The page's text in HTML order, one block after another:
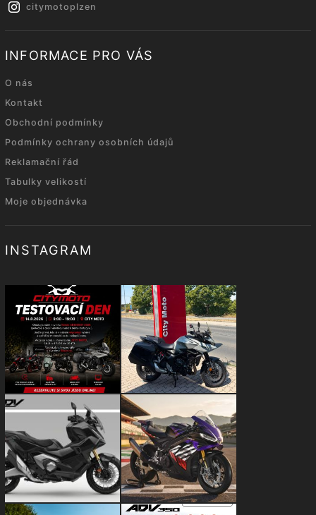
citymotoplzen
INFORMACE PRO VÁS
O nás
Kontakt
Obchodní podmínky
Podmínky ochrany osobních údajů
Reklamační řád
Tabulky velikostí
Moje objednávka
INSTAGRAM